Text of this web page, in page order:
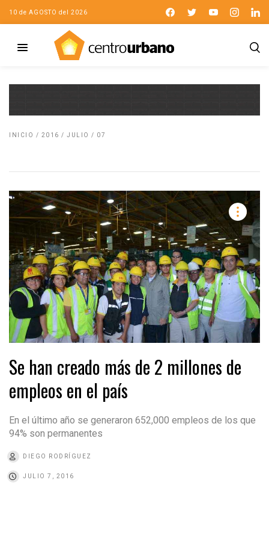
10 de AGOSTO del 2026
INICIO / 2016 / JULIO / 07
Se han creado más de 2 millones de
empleos en el país
En el último año se generaron 652,000 empleos de los que
94% son permanentes
DIEGO RODRÍGUEZ
JULIO 7, 2016